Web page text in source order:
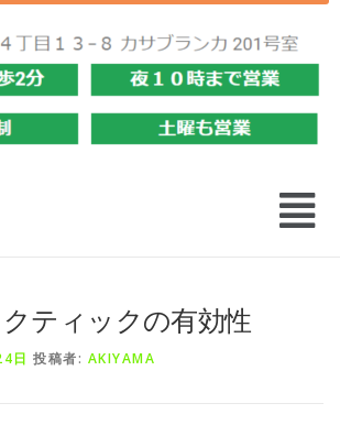
ティックの有効性
日 投稿者: AKIYAMA